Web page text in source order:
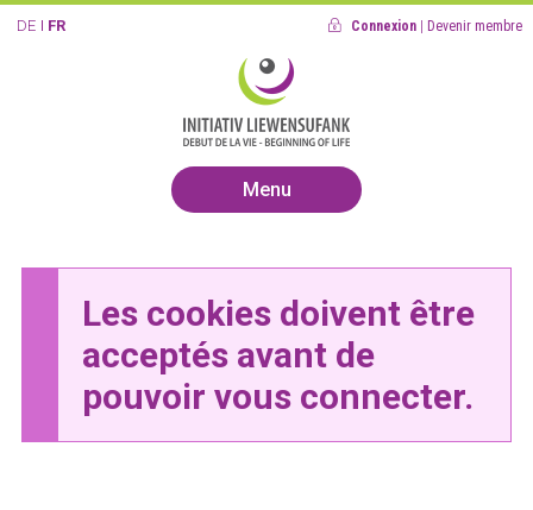
DE FR Connexion Devenir membre
Menu
Les cookies doivent être
acceptés avant de
pouvoir vous connecter.